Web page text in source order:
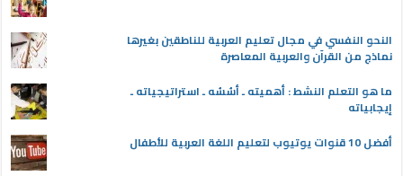
النحو النفسي في مجال تعليم العربية للناطقين بغيرها
نماذج من القرآن والعربية المعاصرة
ما هو التعلم النشط : أهميته ـ أسُسُه ـ استراتيجياته ـ
إيجابياته
أفضل 10 قنوات يوتيوب لتعليم اللغة العربية للأطفال